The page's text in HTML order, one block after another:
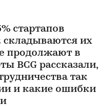
стартапов
их
продолжают в
BCG рассказали,
так
и какие ошибки